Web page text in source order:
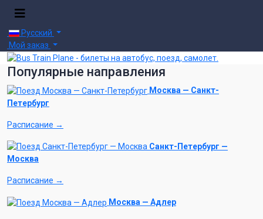
Русский
Мой заказ
Популярные направления
Москва — Санкт-
Петербург
Расписание →
Санкт-Петербург —
Москва
Расписание →
Москва — Адлер